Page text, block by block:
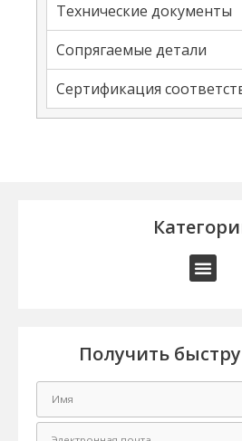
Технические документы
Сопрягаемые детали
Сертификация
Получить